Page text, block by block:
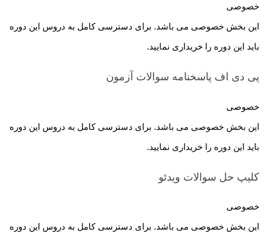
خصوصی
این بخش خصوصی می باشد. برای دسترسی کامل به دروس این دوره
باید این دوره را خریداری نمایید.
پی دی اف پاسخنامه سوالات آزمون
خصوصی
این بخش خصوصی می باشد. برای دسترسی کامل به دروس این دوره
باید این دوره را خریداری نمایید.
کلیپ حل سوالات ویدئو
خصوصی
این بخش خصوصی می باشد. برای دسترسی کامل به دروس این دوره